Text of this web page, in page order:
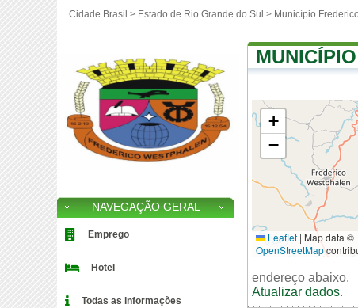
Cidade Brasil > Estado de Rio Grande do Sul > Município
+
−
Leaflet | Map data ©
OpenStreetMap
endereço abaixo.
Atualizar dados.
NAVEGAÇÃO GERAL
Emprego
Hotel
Todas as informações